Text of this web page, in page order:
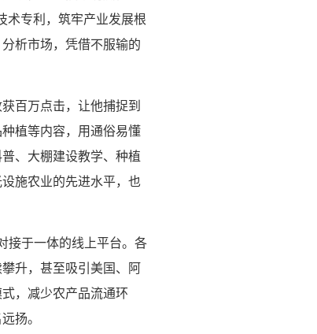
术专利，筑牢产业发展根
析市场，凭借不服输的
百万点击，让他捕捉到
植等内容，用通俗易懂
、大棚建设教学、种植
施农业的先进水平，也
接于一体的线上平台。各
升，甚至吸引美国、阿
，减少农产品流通环
扬。